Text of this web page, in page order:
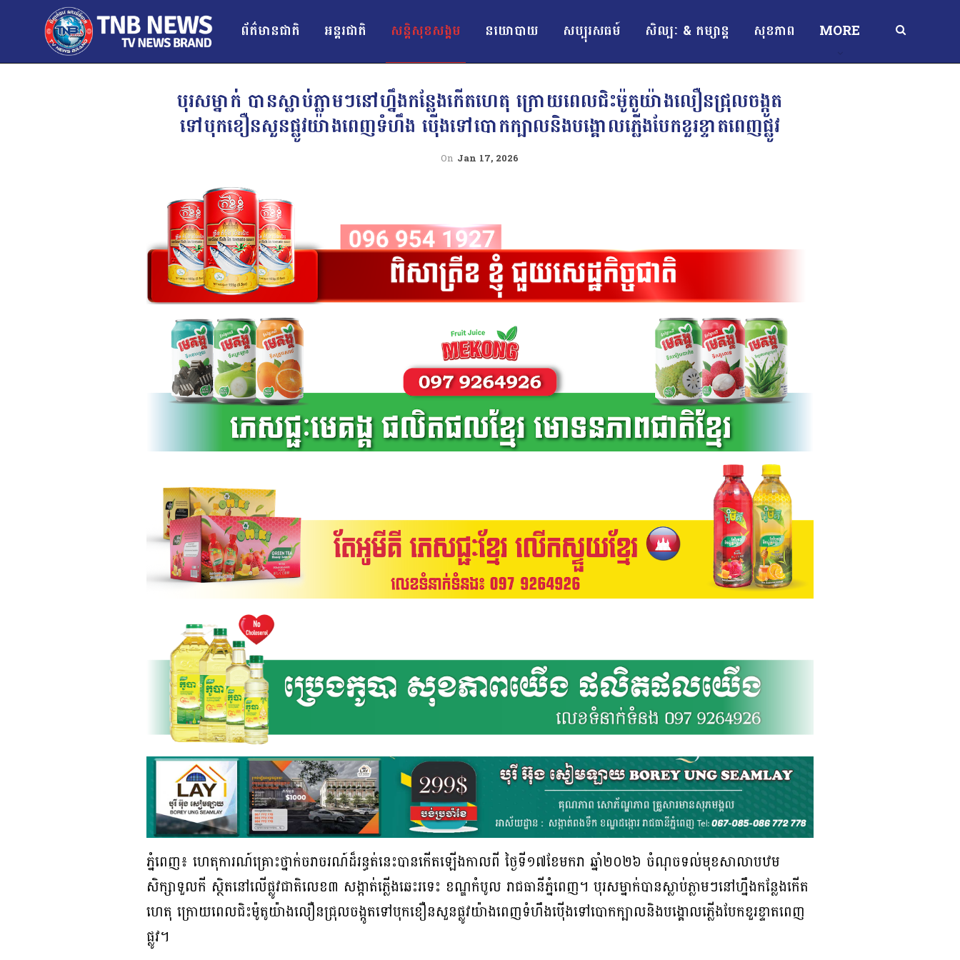
ព័ត៌មានជាតិ អន្ដរជាតិ សន្តិសុខសង្គម នយោបាយ សប្បុរសធម៍ សិល្បៈ & កម្សាន្ត សុខភាព MORE
បុរសម្នាក់ បានស្លាប់ភ្លាមៗនៅហ្នឹងកន្លែងកើតហេតុ ក្រោយពេលជិះម៉ូតូយ៉ាងលឿនជ្រុលចង្កូត
ទៅបុកខឿនសួនផ្លូវយ៉ាងពេញទំហឹង ប៉ើងទៅបោកក្បាលនិងបង្គោលភ្លើងបែកខួរខ្ទាតពេញផ្លូវ
On Jan 17, 2026
ភ្នំពេញ៖ ហេតុការណ៍គ្រោះថ្នាក់ចរាចរណ៍ដ៏រន្ធត់នេះបានកើតឡើងកាលពី ថ្ងៃទី១៧ខែមករា ឆ្នាំ២០២៦ ចំណុចទល់មុខសាលាបឋម
សិក្សាទួលកី ស្ថិតនៅលើផ្លូវជាតិលេខ៣ សង្កាត់ភ្លើងឆេះរទេះ ខណ្ឌកំបូល រាជធានីភ្នំពេញ។ បុរសម្នាក់បានស្លាប់ភ្លាមៗនៅហ្នឹងកន្លែងកើត
ហេតុ ក្រោយពេលជិះម៉ូតូយ៉ាងលឿនជ្រុលចង្កូតទៅបុកខឿនសួនផ្លូវយ៉ាងពេញទំហឹងប៉ើងទៅបោកក្បាលនិងបង្គោលភ្លើងបែកខួរខ្ទាតពេញ
ផ្លូវ។